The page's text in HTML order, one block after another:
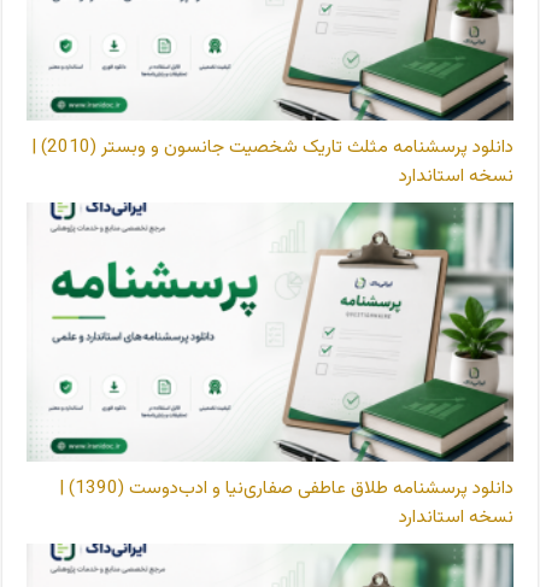
دانلود پرسشنامه مثلث تاریک شخصیت جانسون و وبستر (2010) |
نسخه استاندارد
دانلود پرسشنامه طلاق عاطفی صفاری‌نیا و ادب‌دوست (1390) |
نسخه استاندارد